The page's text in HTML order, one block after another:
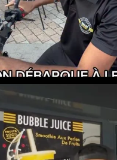
NOUVEAUTÉ CHEZ CHICKEN STREET
...
48 0